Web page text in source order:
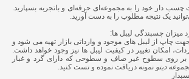
چسب دار خود را به مجموعه‌ای حرفه‌ای و باتجربه بسپارید.
یک نتیجه مطلوب را به دست آورید.
میزان چسبندگی لیبل ها:
چاپ از لیبل های موجود و وارداتی بازار تهیه می شود و
امکان تغییر در کیفیت لیبل ها نیز وجود خواهد داشت.
بر روی سطوح غیر صاف و سطوحی که دارای گرد و غبار
دینو نمونه دریافت نموده و تست کنید.